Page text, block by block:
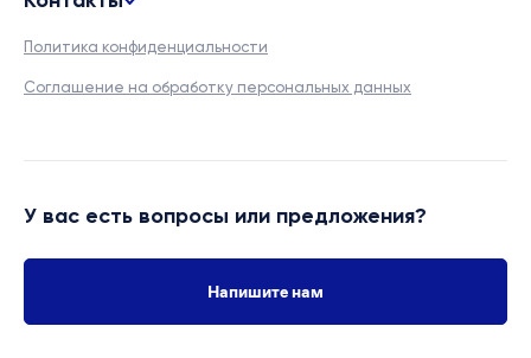
Политика конфиденциальности
Соглашение на обработку персональных данных
У вас есть вопросы или предложения?
Напишите нам